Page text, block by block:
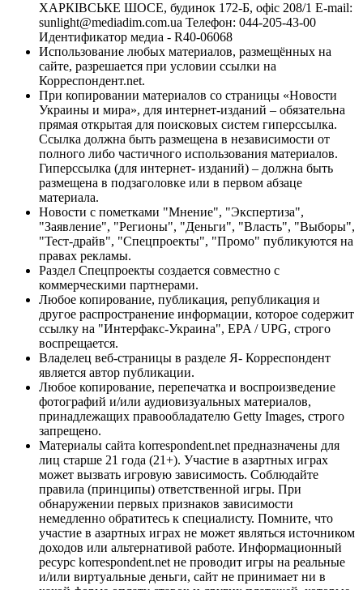
ХАРКІВСЬКЕ ШОСЕ, будинок 172-Б, офіс 208/1 E-mail:
sunlight@mediadim.com.ua Телефон: 044-205-43-00
Идентификатор медиа - R40-06068
Использование любых материалов, размещённых на
сайте, разрешается при условии ссылки на
Корреспондент.net.
При копировании материалов со страницы «Новости
Украины и мира», для интернет-изданий – обязательна
прямая открытая для поисковых систем гиперссылка.
Ссылка должна быть размещена в независимости от
полного либо частичного использования материалов.
Гиперссылка (для интернет- изданий) – должна быть
размещена в подзаголовке или в первом абзаце
материала.
Новости с пометками "Мнение", "Экспертиза",
"Заявление", "Регионы", "Деньги", "Власть", "Выборы",
"Тест-драйв", "Спецпроекты", "Промо" публикуются на
правах рекламы.
Раздел Спецпроекты создается совместно с
коммерческими партнерами.
Любое копирование, публикация, републикация и
другое распространение информации, которое содержит
ссылку на "Интерфакс-Украина", EPA / UPG, строго
воспрещается.
Владелец веб-страницы в разделе Я- Корреспондент
является автор публикации.
Любое копирование, перепечатка и воспроизведение
фотографий и/или аудиовизуальных материалов,
принадлежащих правообладателю Getty Images, строго
запрещено.
Материалы сайта korrespondent.net предназначены для
лиц старше 21 года (21+). Участие в азартных играх
может вызвать игровую зависимость. Соблюдайте
правила (принципы) ответственной игры. При
обнаружении первых признаков зависимости
немедленно обратитесь к специалисту. Помните, что
участие в азартных играх не может являться источником
доходов или альтернативой работе. Информационный
ресурс korrespondent.net не проводит игры на реальные
и/или виртуальные деньги, сайт не принимает ни в